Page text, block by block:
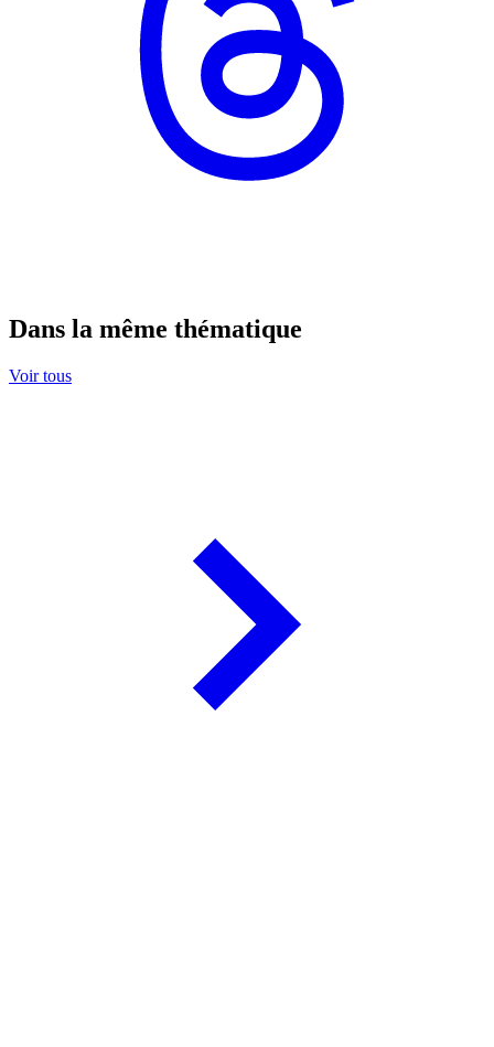
Dans la même thématique
Voir tous